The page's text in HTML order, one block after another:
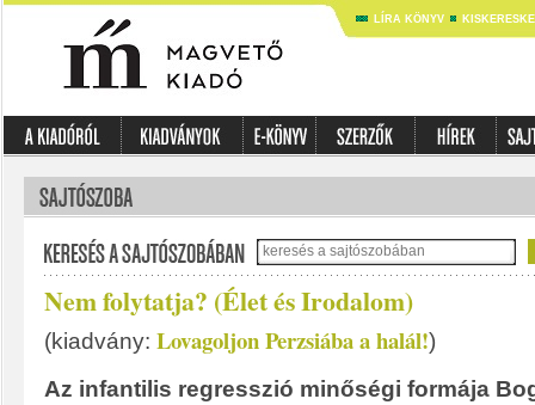
LÍRA KÖNYV
Nem folytatja? (Élet és Irodalom)
(kiadvány: Lovagoljon Perzsiába a halál!)
Az infantilis regresszió minőségi formája